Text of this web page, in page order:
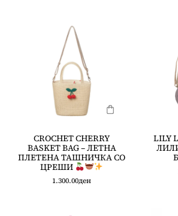
CROCHET CHERRY
BASKET BAG – ЛЕТНА
ПЛЕТЕНА ТАШНИЧКА СО
ЦРЕШИ
1.300.00ден
LILY